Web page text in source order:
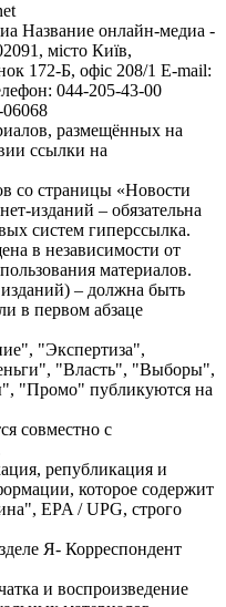
Название онлайн-медиа -
місто Київ,
172-Б, офіс 208/1 E-mail:
044-205-43-00
размещённых на
ссылки на
со страницы «Новости
изданий – обязательна
систем гиперссылка.
в независимости от
материалов.
– должна быть
в первом абзаце
"Экспертиза",
"Власть", "Выборы",
"Промо" публикуются на
совместно с
републикация и
которое содержит
EPA / UPG, строго
Я- Корреспондент
и воспроизведение